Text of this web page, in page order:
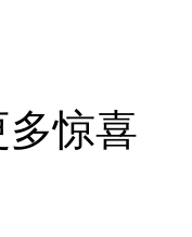
惊喜